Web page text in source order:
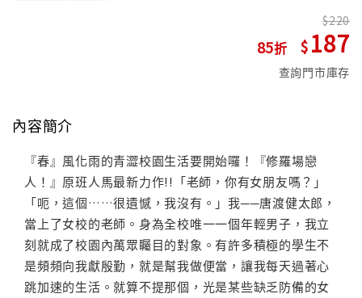
85
220
187
查詢門市庫存
內容簡介
『春』風化雨的青澀校園生活要開始囉！『修羅場戀
人！』原班人馬最新力作!!「老師，你有女朋友嗎？」
「呃，這個……很遺憾，我沒有。」我──唐渡健太郎，
當上了女校的老師。身為全校唯一一個年輕男子，我立
刻就成了校園內萬眾矚目的對象。有許多積極的學生不
是頻頻向我獻殷勤，就是幫我做便當，讓我每天過著心
跳加速的生活。就算不提那個，光是某些缺乏防備的女